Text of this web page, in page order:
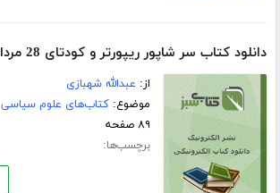
دانلود کتاب سر شاپور ریپورتر و کودتای 28 مرداد 1332
از: عبدالله شهبازی
موضوع:کتاب‌های علوم سیاسی
۸۹ صفحه
برچسب‌ها: